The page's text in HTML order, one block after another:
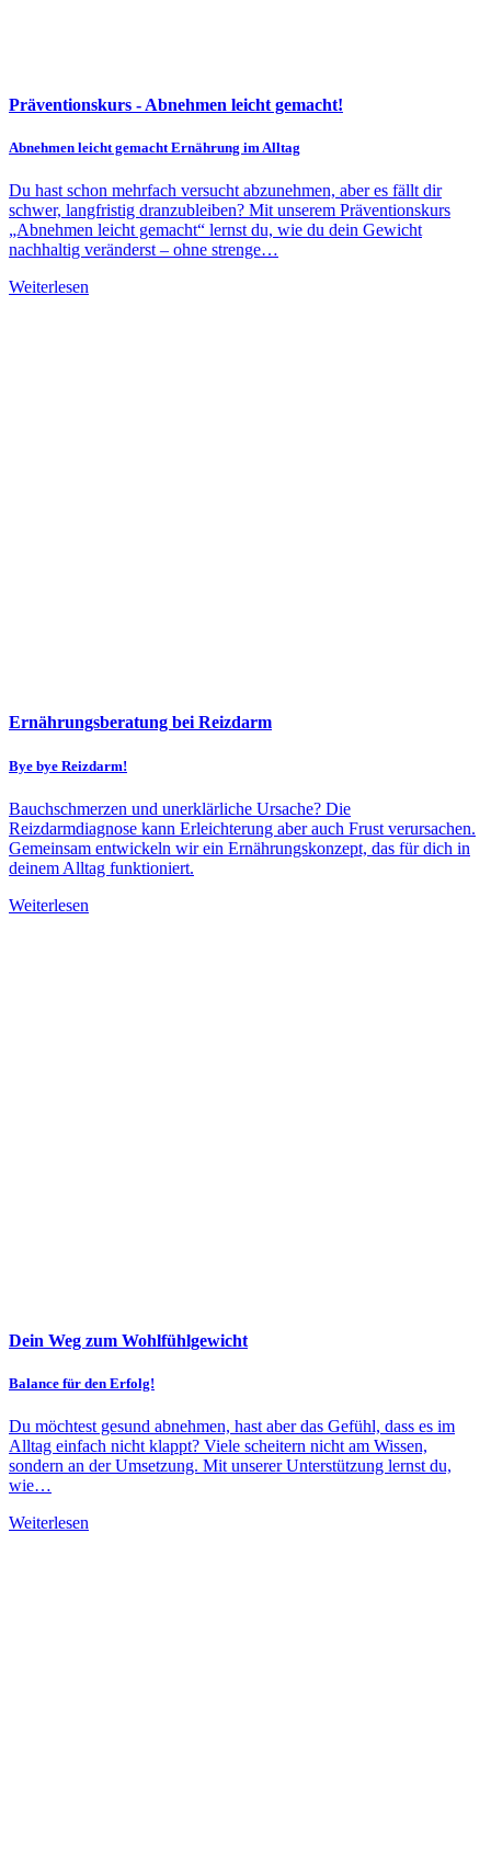
Präventionskurs - Abnehmen leicht gemacht!
Abnehmen leicht gemacht Ernährung im Alltag
Du hast schon mehrfach versucht abzunehmen, aber es fällt dir
schwer, langfristig dranzubleiben? Mit unserem Präventionskurs
„Abnehmen leicht gemacht“ lernst du, wie du dein Gewicht
nachhaltig veränderst – ohne strenge…
Weiterlesen
Ernährungsberatung bei Reizdarm
Bye bye Reizdarm!
Bauchschmerzen und unerklärliche Ursache? Die
Reizdarmdiagnose kann Erleichterung aber auch Frust verursachen.
Gemeinsam entwickeln wir ein Ernährungskonzept, das für dich in
deinem Alltag funktioniert.
Weiterlesen
Dein Weg zum Wohlfühlgewicht
Balance für den Erfolg!
Du möchtest gesund abnehmen, hast aber das Gefühl, dass es im
Alltag einfach nicht klappt? Viele scheitern nicht am Wissen,
sondern an der Umsetzung. Mit unserer Unterstützung lernst du,
wie…
Weiterlesen